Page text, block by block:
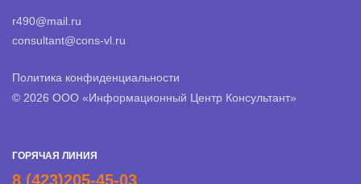
r490@mail.ru
consultant@cons-vl.ru
Политика конфиденциальности
© 2026 ООО «Информационный Центр Консультант»
ГОРЯЧАЯ ЛИНИЯ
8 (423)205-45-03